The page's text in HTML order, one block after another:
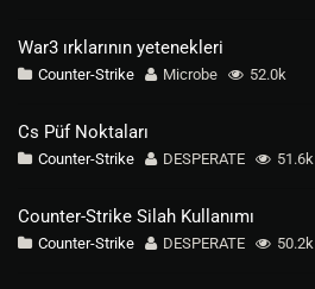
War3 ırklarının yetenekleri
Counter-Strike Microbe 52.0k
Cs Püf Noktaları
Counter-Strike DESPERATE 51.6k
Counter-Strike Silah Kullanımı
Counter-Strike DESPERATE 50.2k